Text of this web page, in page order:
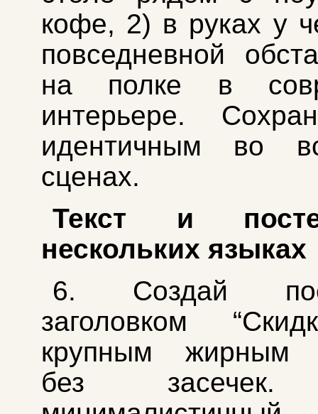
кофе, 2) в руках у
повседневной
на полке в
интерьере.
идентичным во
сценах.
Текст и
нескольких языках
6. Создай
заголовком
крупным жирным
без засечек.